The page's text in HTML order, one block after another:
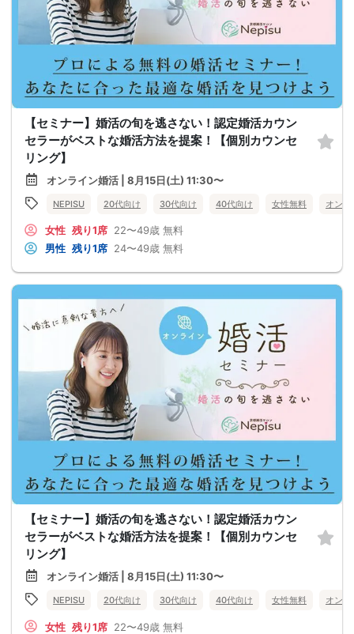
【セミナー】婚活の旬を逃さない！認定婚活カウン
セラーがベストな婚活方法を提案！【個別カウンセ
リング】
オンライン婚活 | 8月15日(土) 11:30〜
NEPISU 20代向け 30代向け 40代向け 女性無料 オン
女性 残り1席 22〜49歳 無料
男性 残り1席 24〜49歳 無料
【セミナー】婚活の旬を逃さない！認定婚活カウン
セラーがベストな婚活方法を提案！【個別カウンセ
リング】
オンライン婚活 | 8月15日(土) 11:30〜
NEPISU 20代向け 30代向け 40代向け 女性無料 オン
女性 残り1席 22〜49歳 無料